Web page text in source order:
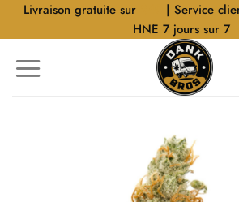
AllerLivraison gratuite sur
| Service
HNE 7 jours sur 7